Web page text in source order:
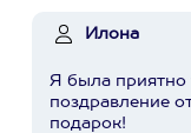
Илона
Я была приятно
поздравление
подарок!